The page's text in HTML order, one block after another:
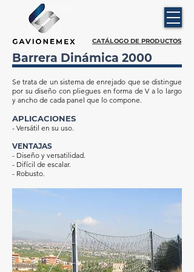
CATÁLOGO DE PRODUCTOS
Barrera Dinámica 2000
Se trata de un sistema de enrejado que se distingue
por su diseño con pliegues en forma de V a lo largo
y ancho de cada panel que lo compone.
APLICACIONES
- Versátil en su uso.
VENTAJAS
- Diseño y versatilidad.
- Difícil de escalar.
- Robusto.